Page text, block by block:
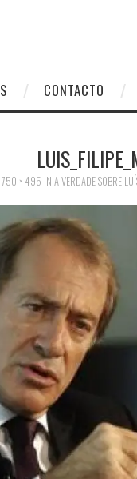
CONTACTO
750 × 495 IN A VERDADE SOBRE